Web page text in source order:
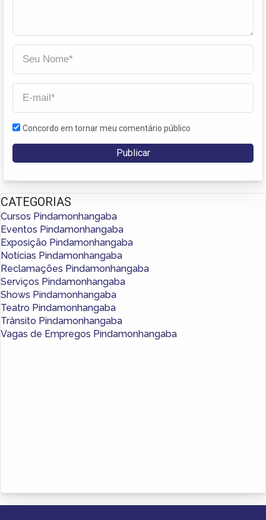
Concordo em tornar meu comentário público
CATEGORIAS
Cursos Pindamonhangaba
Eventos Pindamonhangaba
Exposição Pindamonhangaba
Notícias Pindamonhangaba
Reclamações Pindamonhangaba
Serviços Pindamonhangaba
Shows Pindamonhangaba
Teatro Pindamonhangaba
Trânsito Pindamonhangaba
Vagas de Empregos Pindamonhangaba